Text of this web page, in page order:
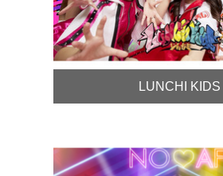
LUNCHI KIDS